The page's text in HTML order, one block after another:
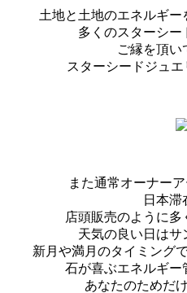
土地と土地のエネルギ
多くのスターシー
ご縁を頂い
スターシードジュ
また通常オーナー
日本滞
店頭販売のように
天気の良い日はサ
新月や満月のタイミング
石が喜ぶエネルギー
あなたのためだ